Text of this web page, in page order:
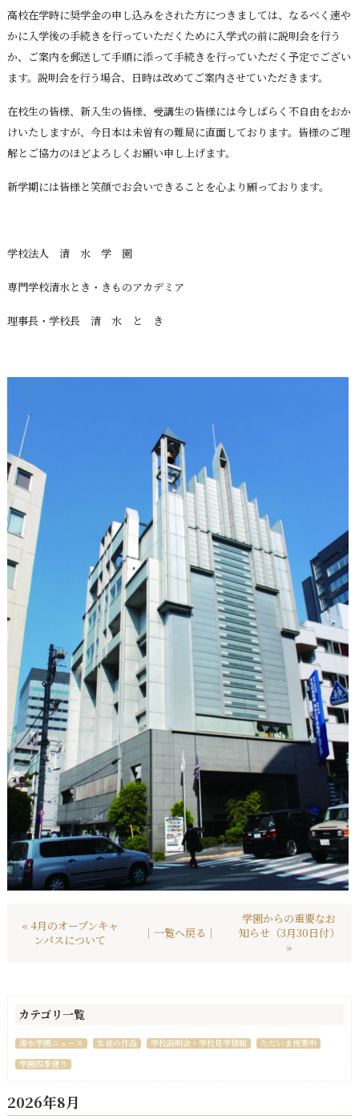
高校在学時に奨学金の申し込みをされた方につきましては、なるべく速や
かに入学後の手続きを行っていただくために入学式の前に説明会を行う
か、ご案内を郵送して手順に添って手続きを行っていただく予定でござい
ます。説明会を行う場合、日時は改めてご案内させていただきます。
在校生の皆様、新入生の皆様、受講生の皆様には今しばらく不自由をおか
けいたしますが、今日本は未曽有の難局に直面しております。皆様のご理
解とご協力のほどよろしくお願い申し上げます。
新学期には皆様と笑顔でお会いできることを心より願っております。
学校法人 清 水 学 園
専門学校清水とき・きものアカデミア
理事長・学校長 清 水 と き
« 4月のオープンキャ
ンパスについて
｜一覧へ戻る｜
学園からの重要なお
知らせ（3月30日付）
»
カテゴリ一覧
清水学園ニュース 生徒の作品 学校説明会・学校見学情報
ただいま授業中
学園四季便り
2026年8月